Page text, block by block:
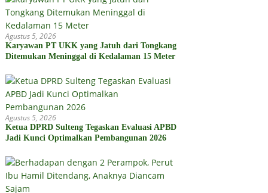
Agustus 5, 2026
Karyawan PT UKK yang Jatuh dari Tongkang
Ditemukan Meninggal di Kedalaman 15 Meter
Agustus 5, 2026
Ketua DPRD Sulteng Tegaskan Evaluasi APBD
Jadi Kunci Optimalkan Pembangunan 2026